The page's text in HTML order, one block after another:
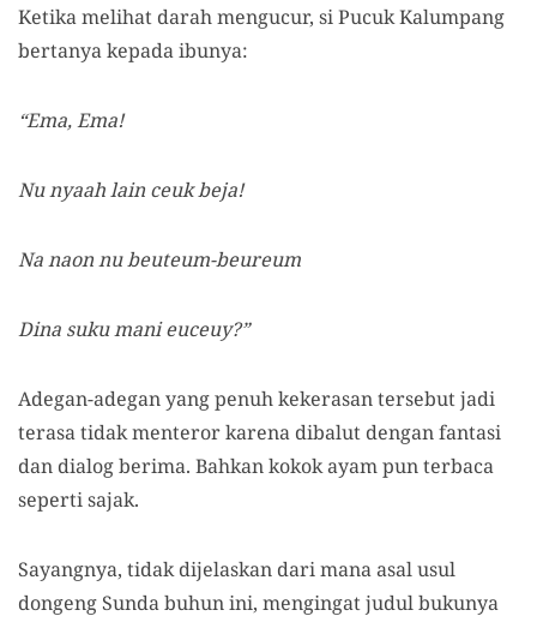
Ketika melihat darah mengucur, si Pucuk Kalumpang
bertanya kepada ibunya:
“Ema, Ema!
Nu nyaah lain ceuk beja!
Na naon nu beuteum-beureum
Dina suku mani euceuy?”
Adegan-adegan yang penuh kekerasan tersebut jadi
terasa tidak menteror karena dibalut dengan fantasi
dan dialog berima. Bahkan kokok ayam pun terbaca
seperti sajak.
Sayangnya, tidak dijelaskan dari mana asal usul
dongeng Sunda buhun ini, mengingat judul bukunya